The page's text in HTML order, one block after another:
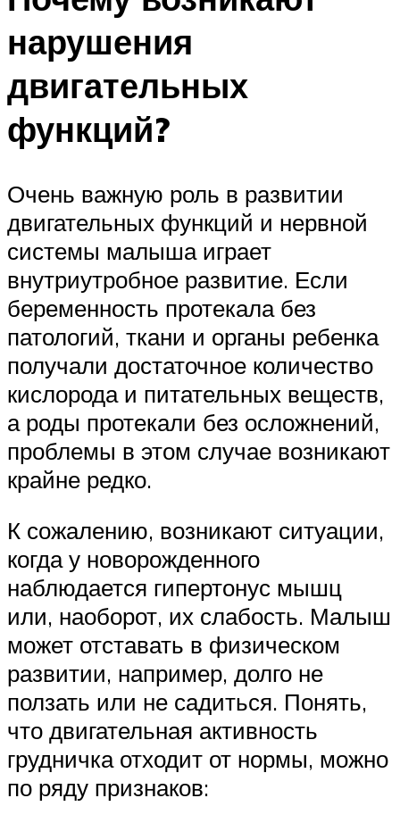
нарушения
двигательных
функций?
Очень важную роль в развитии
двигательных функций и нервной
системы малыша играет
внутриутробное развитие. Если
беременность протекала без
патологий, ткани и органы ребенка
получали достаточное количество
кислорода и питательных веществ,
а роды протекали без осложнений,
проблемы в этом случае возникают
крайне редко.
К сожалению, возникают ситуации,
когда у новорожденного
наблюдается гипертонус мышц
или, наоборот, их слабость. Малыш
может отставать в физическом
развитии, например, долго не
ползать или не садиться. Понять,
что двигательная активность
грудничка отходит от нормы, можно
по ряду признаков: